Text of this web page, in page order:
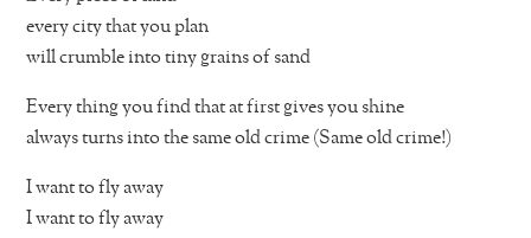
every city that you plan
will crumble into tiny grains of sand
Every thing you find that at first gives you shine
always turns into the same old crime (Same old crime!)
I want to fly away
I want to fly away